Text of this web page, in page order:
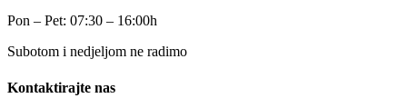
Pon – Pet: 07:30 – 16:00h
Subotom i nedjeljom ne radimo
Kontaktirajte nas